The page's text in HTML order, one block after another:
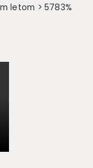
letom > 5783%